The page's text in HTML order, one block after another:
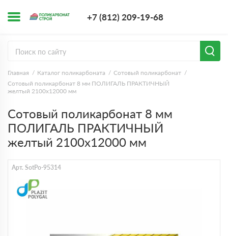
+7 (812) 209-19-68
Главная Каталог поликарбоната
Сотовый поликарбонат
Сотовый поликарбонат 8 мм ПОЛИГАЛЬ ПРАКТИЧНЫЙ
желтый 2100х12000 мм
Сотовый поликарбонат 8 мм
ПОЛИГАЛЬ ПРАКТИЧНЫЙ
желтый 2100х12000 мм
Арт. SotPo-95314